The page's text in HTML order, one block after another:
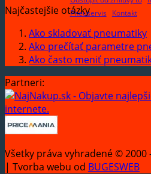
Pneuservis
Kontakt
Najčastejšie otázky
Ako skladovať pneumatiky
Ako prečítať parametre
Ako často meniť
Partneri:
Všetky práva vyhradené © 2000
| Tvorba webu od BUGESWEB